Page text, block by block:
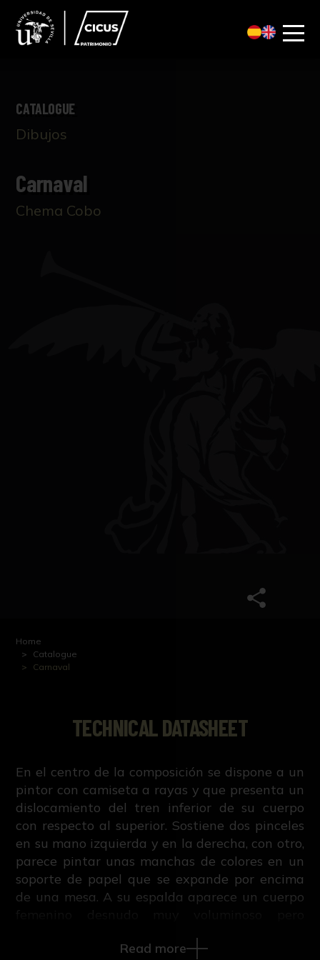
CATALOGUE
Dibujos
Carnaval
Chema Cobo
Home
Catalogue
Carnaval
TECHNICAL DATASHEET
En el centro de la composición se dispone a un
pintor con camiseta a rayas y que presenta un
dislocamiento del tren inferior de su cuerpo
con respecto al superior. Sostiene dos pinceles
en su mano izquierda y en la derecha, con otro,
parece pintar unas manchas de colores en un
soporte de papel que se expande por encima
de una mesa. A su espalda aparece un cuerpo
claramente picassiana que quizás pueda hacer
Read more